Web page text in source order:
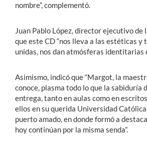
nombre”, complementó.
Juan Pablo López, director ejecutivo de
que este CD “nos lleva a las estéticas y
unidas, nos dan atmósferas identitarias
Asimismo, indicó que “Margot, la
conoce, plasma todo lo que la sabiduría
entrega, tanto en aulas como en
ellos en su querida Universidad
puerto amado, en donde formó a
hoy continúan por la misma senda”.